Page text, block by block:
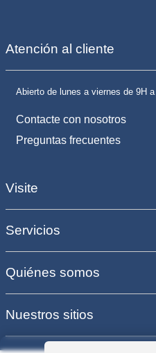
Atención al cliente
Abierto de lunes a viernes de 9H
Contacte con nosotros
Preguntas frecuentes
Visite
Servicios
Quiénes somos
Nuestros sitios